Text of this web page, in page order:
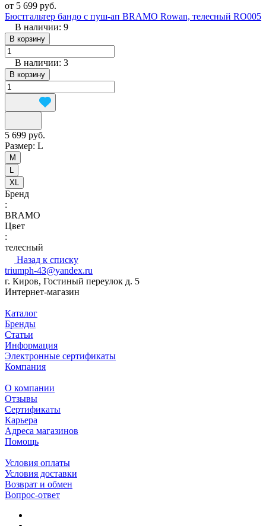
от 5 699 руб.
Бюстгальтер бандо с пуш-ап BRAMO Rowan, телесный RO005
В наличии: 9
В корзину
В наличии: 3
В корзину
5 699 руб.
Размер: L
M
L
XL
Бренд
:
BRAMO
Цвет
:
телесный
Назад к списку
triumph-43@yandex.ru
г. Киров, Гостиный переулок д. 5
Интернет-магазин
Каталог
Бренды
Статьи
Информация
Электронные сертификаты
Компания
О компании
Отзывы
Сертификаты
Карьера
Адреса магазинов
Помощь
Условия оплаты
Условия доставки
Возврат и обмен
Вопрос-ответ